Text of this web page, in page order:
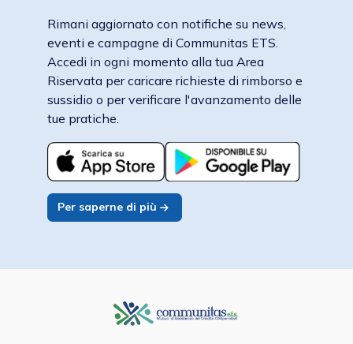
Rimani aggiornato con notifiche su news,
eventi e campagne di Communitas ETS.
Accedi in ogni momento alla tua Area
Riservata per caricare richieste di rimborso e
sussidio o per verificare l'avanzamento delle
tue pratiche.
Per saperne di più